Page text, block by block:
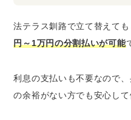
法テラス釧路で立て替えても
円～1万円の分割払いが可能
利息の支払いも不要なので
の余裕がない方でも安心し